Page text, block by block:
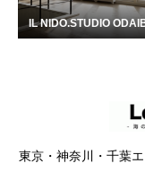
IL NIDO.STUDIO
東京・神奈川・千葉